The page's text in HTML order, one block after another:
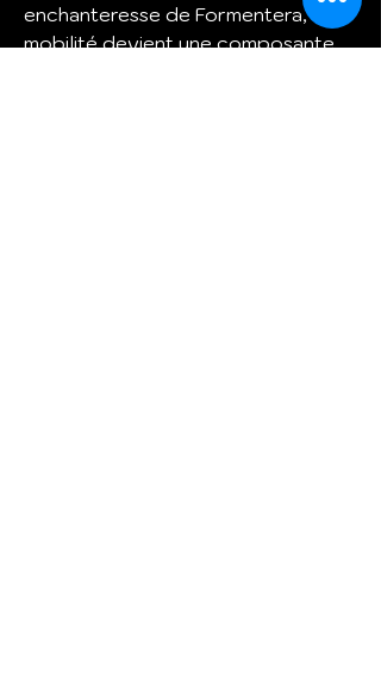
enchanteresse de Formentera, la
mobilité devient une composante